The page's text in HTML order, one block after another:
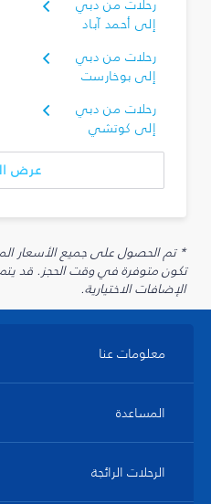
رحلات من دبي
إلى أحمد آباد
رحلات من دبي
إلى بوخارست
رحلات من دبي
إلى كوتشي
عرض
تكون متوفرة في وقت الحجز. قد
الإضافات الاختيارية.
معلومات عنا
المساعدة
الرحلات الرائجة